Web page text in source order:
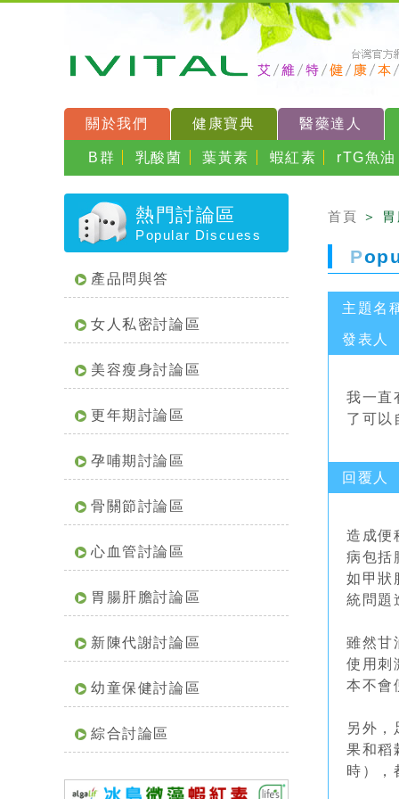
關於我們 健康寶典 醫藥達人
B群 乳酸菌 葉黃素 蝦紅素 rTG魚油
熱門討論區
Popular Discuess
產品問與答
女人私密討論區
美容瘦身討論區
更年期討論區
孕哺期討論區
骨關節討論區
心血管討論區
胃腸肝膽討論區
新陳代謝討論區
幼童保健討論區
綜合討論區
首頁 ＞
P
主題名
發表人
我一直
了可以
回覆人
造成便
病包括
如甲狀
統問題
雖然甘
使用刺
本不會
另外，
果和稻
時），